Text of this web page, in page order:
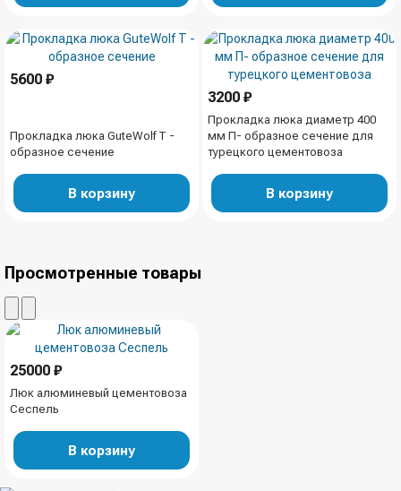
5600 ₽
Прокладка люка GuteWolf Т -
образное сечение
В корзину
3200 ₽
Прокладка люка диаметр 400
мм П- образное сечение для
турецкого цементовоза
В корзину
Просмотренные товары
25000 ₽
Люк алюминевый цементовоза
Сеспель
В корзину